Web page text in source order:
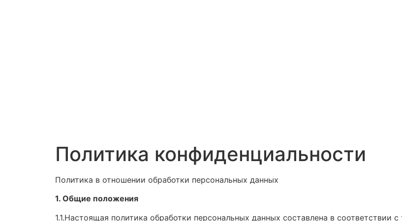
Политика конфиденциальности
Политика в отношении обработки персональных данных
1. Общие положения
1.1.Настоящая политика обработки персональных данных составлена в соответствии